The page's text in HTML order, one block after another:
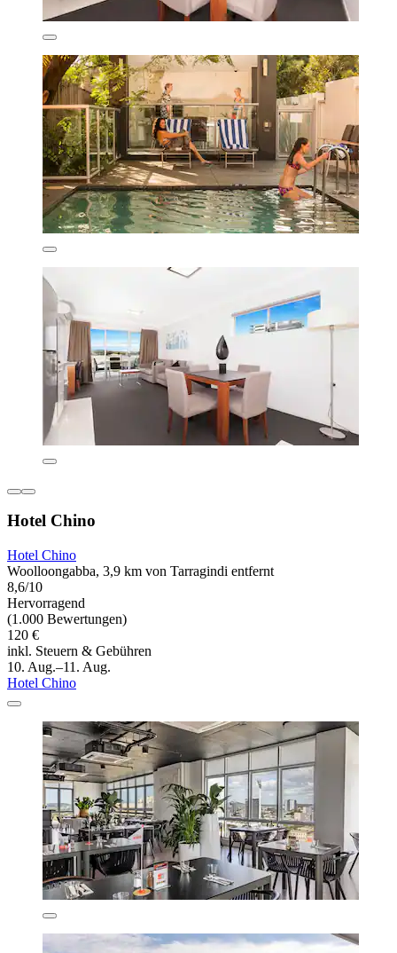
Hotel Chino
Hotel Chino
Woolloongabba, 3,9 km von Tarragindi entfernt
8,6/10
Hervorragend
(1.000 Bewertungen)
120 €
inkl. Steuern & Gebühren
10. Aug.–11. Aug.
Hotel Chino